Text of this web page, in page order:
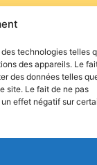
technologies telles
des appareils. Le
des données telles
site. Le fait de ne pas
effet négatif sur